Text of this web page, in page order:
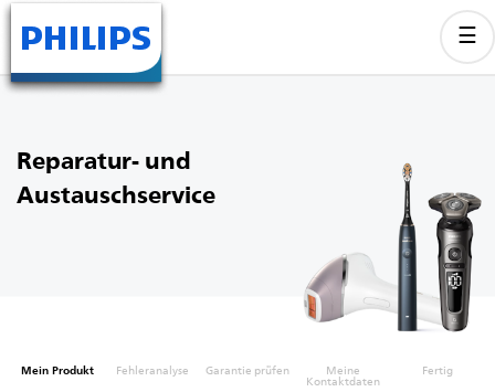
Reparatur- und
Austauschservice
Mein Produkt Fehleranalyse Garantie prüfen Meine
Kontaktdaten
Fertig